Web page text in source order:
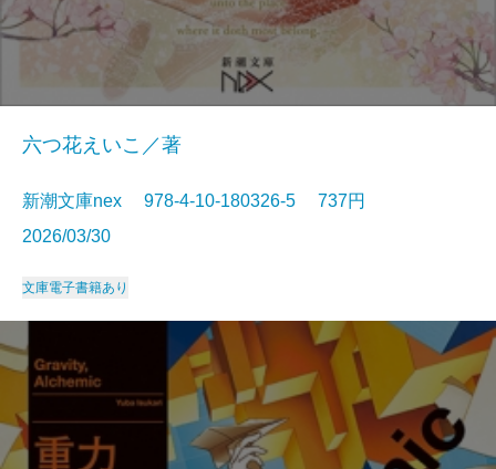
六つ花えいこ／著
新潮文庫nex 978-4-10-180326-5 737円
2026/03/30
文庫電子書籍あり